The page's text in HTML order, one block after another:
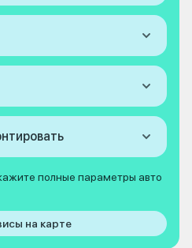
полные параметры авто
на карте